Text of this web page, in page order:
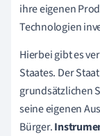
ihre eigenen
Technologien
Hierbei gibt es
Staates. Der
grundsätzlichen
seine eigenen
Bürger.